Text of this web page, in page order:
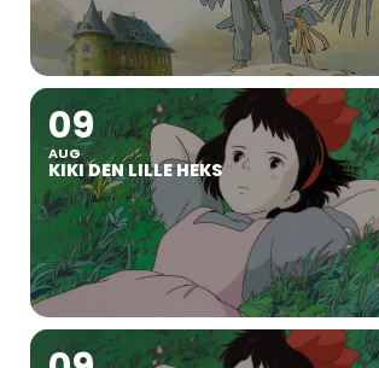
09
AUG
KIKI DEN LILLE HEKS